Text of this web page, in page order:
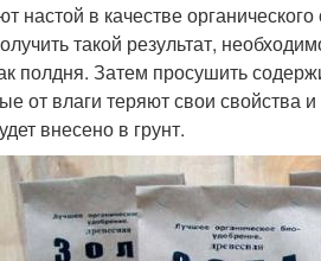
настой в качестве
такой результат,
полдня. Затем просушить
от влаги теряют свои свойства
внесено в грунт.